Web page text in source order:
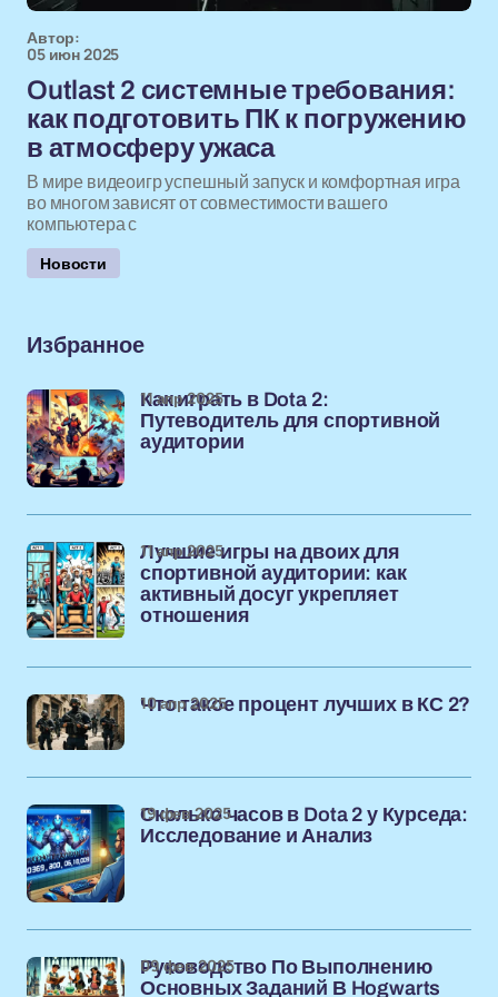
Автор:
05 июн 2025
Outlast 2 системные требования:
как подготовить ПК к погружению
в атмосферу ужаса
В мире видеоигр успешный запуск и комфортная игра
во многом зависят от совместимости вашего
компьютера с
Новости
Избранное
Как играть в Dota 2:
Путеводитель для спортивной
аудитории
11 апр 2025
Лучшие игры на двоих для
спортивной аудитории: как
активный досуг укрепляет
отношения
11 апр 2025
Что такое процент лучших в КС 2?
10 апр 2025
Сколько часов в Dota 2 у Курседа:
Исследование и Анализ
19 фев 2025
Руководство По Выполнению
Основных Заданий В Hogwarts
09 фев 2025